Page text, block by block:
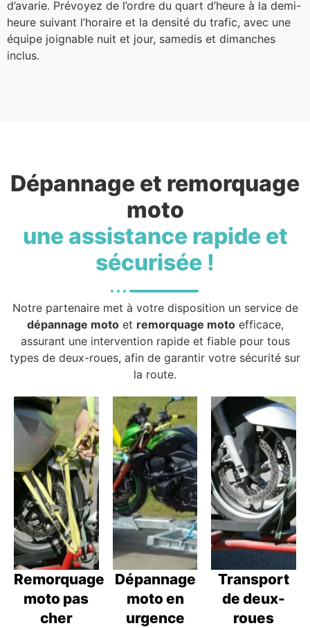
d’avarie. Prévoyez de l’ordre du quart d’heure à la demi-
heure suivant l’horaire et la densité du trafic, avec une
équipe joignable nuit et jour, samedis et dimanches
inclus.
Dépannage et remorquage
moto
une assistance rapide et
sécurisée !
Notre partenaire met à votre disposition un service de
dépannage motoet remorquage motoefficace,
assurant une intervention rapide et fiable pour tous
types de deux-roues, afin de garantir votre sécurité sur
la route.
Remorquage
moto pas
cher
Dépannage
moto en
urgence
Transport
de deux-
roues